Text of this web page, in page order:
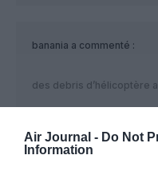
Air Journal - Do Not
Information
banania a commenté :
des debris d’hélicoptère